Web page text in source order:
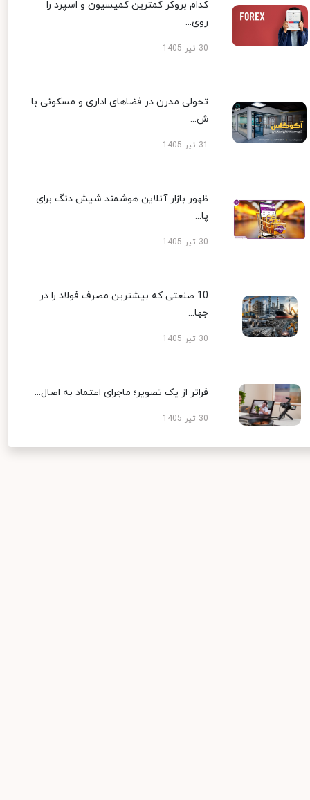
کدام بروکر کمترین کمیسیون و اسپرد را
روی...
30 تیر 1405
تحولی مدرن در فضاهای اداری و مسکونی با
ش...
ظهور بازار آنلاین هوشمند شیش دنگ برای
پا...
30 تیر 1405
10 صنعتی که بیشترین مصرف فولاد را در
جها...
30 تیر 1405
فراتر از یک تصویر؛ ماجرای اعتماد به اصال...
30 تیر 1405